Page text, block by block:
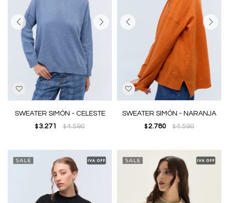
SWEATER SIMÓN - CELESTE
$ 3.271 $4.590
SWEATER SIMÓN - NARANJA
$ 2.780 $4.590